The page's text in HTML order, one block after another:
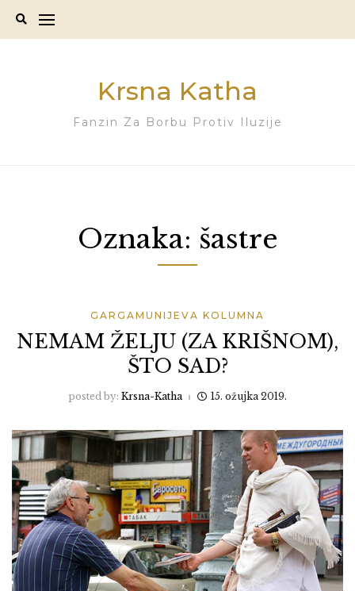
Krsna Katha
Fanzin Za Borbu Protiv Iluzije
Oznaka: šastre
GARGAMUNIJEVA KOLUMNA
NEMAM ŽELJU (ZA KRIŠNOM),
ŠTO SAD?
posted by: Krsna-Katha 15. ožujka 2019.